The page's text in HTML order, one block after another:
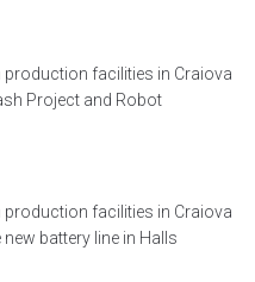
facilities in Craiova
Project and Robot
facilities in Craiova
battery line in Halls